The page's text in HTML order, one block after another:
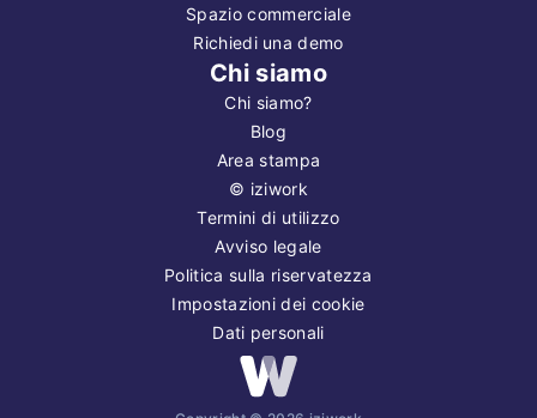
Spazio commerciale
Richiedi una demo
Chi siamo
Chi siamo?
Blog
Area stampa
© iziwork
Termini di utilizzo
Avviso legale
Politica sulla riservatezza
Impostazioni dei cookie
Dati personali